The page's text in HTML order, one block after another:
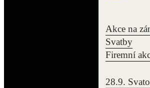
Akce na
Svatby
Firemní
28.9.